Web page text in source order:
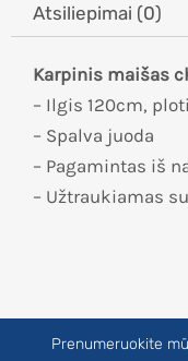
Atsiliepimai (0)
Karpinis maišas
– Ilgis 120cm,
– Spalva juoda
– Pagamintas iš
– Užtraukiamas
Prenumeruokite